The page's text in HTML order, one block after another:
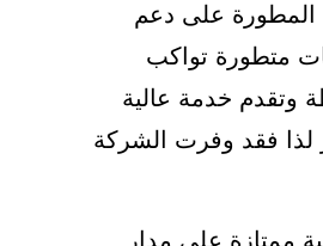
على دعم
متطورة تواكب
وتقدم خدمة عالية
لذا فقد وفرت الشركة
ممتازة على مدار